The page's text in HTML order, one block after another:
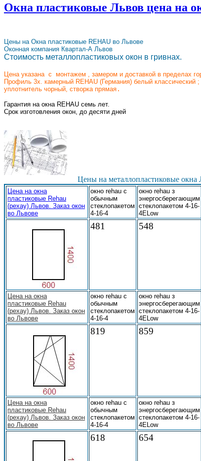
Окна пластиковые Львов цена на
Цены на Окна пластиковые REHAU во Львове
Оконная компания Квартал-А Львов
Стоимость металлопластиковых окон в гривнах.
Цена указана с монтажем , замером и доставкой в пределах
Профиль 3х. камерный REHAU (Германия) белый классический ;
уплотнитель чорный, створка прямая .
Гарантия на окна REHAU семь лет.
Срок изготовления окон, до десяти дней
Цены на металлопластиковые
Цена на окна
пластиковые Rehau
(рехау) Львов. Заказ окон
во Львове
окно rehau с
обычным
стеклопакетом
4-16-4
окно rehau з
энергосберегающим
стеклопакетом 4-16-
4ELow
481 548
Цена на окна
пластиковые Rehau
(рехау) Львов. Заказ окон
во Львове
окно rehau с
обычным
стеклопакетом
4-16-4
окно rehau з
энергосберегающим
стеклопакетом 4-16-
4ELow
819 859
Цена на окна
пластиковые Rehau
(рехау) Львов. Заказ окон
во Львове
окно rehau с
обычным
стеклопакетом
4-16-4
окно rehau з
энергосберегающим
стеклопакетом 4-16-
4ELow
618 654